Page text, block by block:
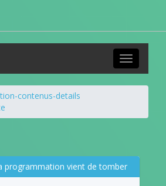
Toggle
navigation
contenus-details
programmation vient de tomber